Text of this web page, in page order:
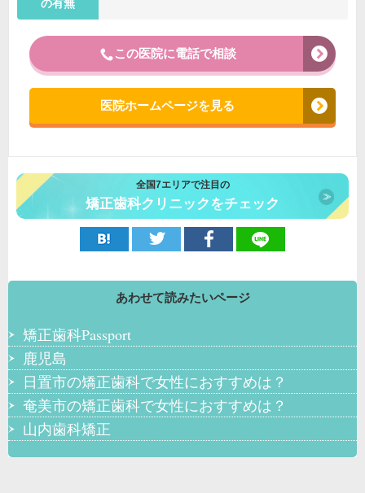
の有無
この医院に電話で相談
医院ホームページを見る
全国7エリアで注目の
矯正歯科クリニックをチェック
あわせて読みたいページ
矯正歯科Passport
鹿児島
日置市の矯正歯科で女性におすすめは？
奄美市の矯正歯科で女性におすすめは？
山内歯科矯正